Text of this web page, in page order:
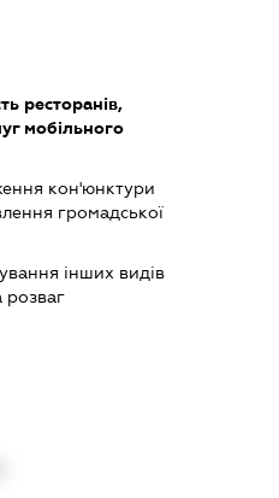
ресторанів,
мобільного
кон'юнктури
громадської
інших видів
розваг